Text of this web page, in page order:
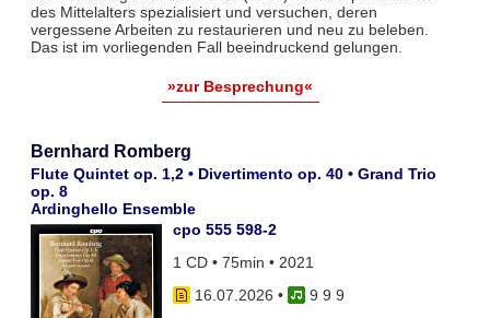
des Mittelalters spezialisiert und versuchen, deren
vergessene Arbeiten zu restaurieren und neu zu beleben.
Das ist im vorliegenden Fall beeindruckend gelungen.
»zur Besprechung«
Bernhard Romberg
Flute Quintet op. 1,2 • Divertimento op. 40 • Grand Trio
op. 8
Ardinghello Ensemble
cpo 555 598-2
1 CD • 75min • 2021
16.07.2026 •
9 9 9